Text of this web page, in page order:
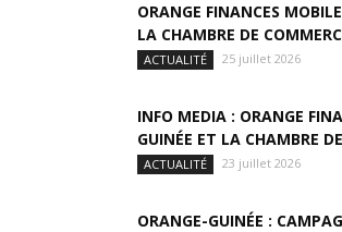
ORANGE FINANCES
LA CHAMBRE DE
ACTUALITÉ 25 juillet 2026
INFO MEDIA : ORANGE
GUINÉE ET LA CHAMBRE
ACTUALITÉ 23 juillet 2026
ORANGE-GUINÉE :